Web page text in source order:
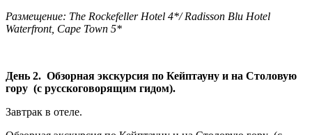
Размещение: The Rockefeller Hotel 4*/ Radisson Blu Hotel
Waterfront, Cape Town 5*
День 2. Обзорная экскурсия по Кейптауну и на Столовую
гору (с русскоговорящим гидом).
Завтрак в отеле.